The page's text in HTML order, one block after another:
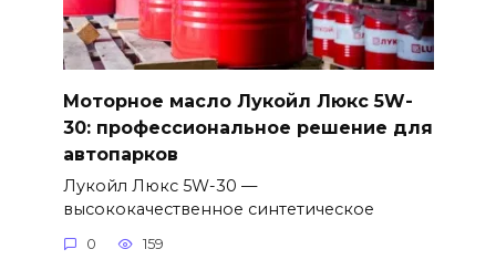
Моторное масло Лукойл Люкс 5W-
30: профессиональное решение для
автопарков
Лукойл Люкс 5W-30 —
высококачественное синтетическое
0 159